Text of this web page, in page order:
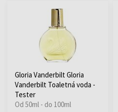
Gloria Vanderbilt Gloria
Vanderbilt Toaletná voda -
Tester
Od 50ml - do 100ml